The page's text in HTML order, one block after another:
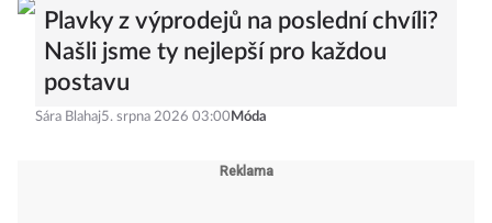
Plavky z výprodejů na poslední chvíli?
Našli jsme ty nejlepší pro každou
postavu
Sára Blahaj5. srpna 2026 03:00 Móda